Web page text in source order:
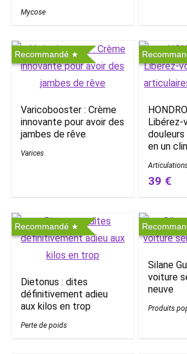
Mycose
Recommandé
Varicobooster : Crème
innovante pour avoir des
jambes de rêve
Varices
Libérez-
en un
39 €
Recommandé
Dietonus : dites
définitivement adieu
aux kilos en trop
Perte de poids
Silane
voiture
neuve
Produits